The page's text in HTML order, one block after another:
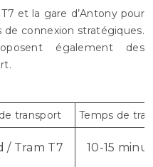
et la gare d’Antony pour
de connexion stratégiques.
également des
transport Temps de
/ Tram T7 10-15